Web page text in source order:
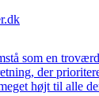
som en
der
højt til alle